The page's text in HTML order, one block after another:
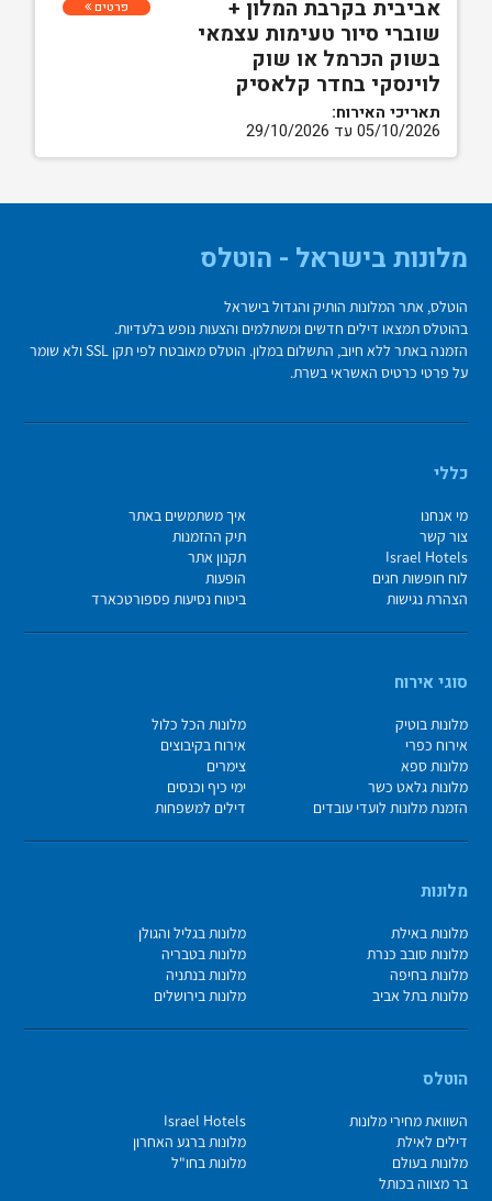
אביבית בקרבת המלון +
שוברי סיור טעימות עצמאי
בשוק הכרמל או שוק
לוינסקי בחדר קלאסיק
תאריכי האירוח:
05/10/2026 עד 29/10/2026
פרטים
מלונות בישראל - הוטלס
הוטלס, אתר המלונות הותיק והגדול בישראל
בהוטלס תמצאו דילים חדשים ומשתלמים והצעות נופש בלעדיות.
הזמנה באתר ללא חיוב, התשלום במלון. הוטלס מאובטח לפי תקן SSL ולא שומר
על פרטי כרטיס האשראי בשרת.
כללי
מי אנחנו
איך משתמשים באתר
צור קשר
תיק ההזמנות
Israel Hotels
תקנון אתר
לוח חופשות חגים
הופעות
הצהרת נגישות
ביטוח נסיעות פספורטכארד
סוגי אירוח
מלונות בוטיק
מלונות הכל כלול
אירוח כפרי
אירוח בקיבוצים
מלונות ספא
צימרים
מלונות גלאט כשר
ימי כיף וכנסים
הזמנת מלונות לועדי עובדים
דילים למשפחות
מלונות
מלונות באילת
מלונות בגליל והגולן
מלונות סובב כנרת
מלונות בטבריה
מלונות בחיפה
מלונות בנתניה
מלונות בתל אביב
מלונות בירושלים
הוטלס
השוואת מחירי מלונות
Israel Hotels
דילים לאילת
מלונות ברגע האחרון
מלונות בעולם
מלונות בחו"ל
בר מצווה בכותל